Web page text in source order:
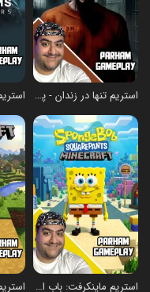
استریم تنها در زندان - پرهام گیم پلی
استریم ماینکرفت: باب اسفنجی سری ششم - پرهام گیم پلی